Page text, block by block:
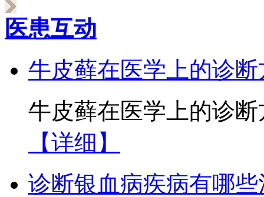
医患互动
牛皮藓在医学上的诊断
牛皮藓在医学上的诊
【详细】
诊断银血病疾病有哪